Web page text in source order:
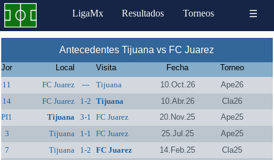
LigaMx Resultados Torneos ☰
Antecedentes Tijuana vs FC Juarez
Jor Local Visita Fecha
Torneo
11
FC Juarez --- Tijuana 10.Oct.26
Ape26
14
FC Juarez 1-2 Tijuana 10.Abr.26
Cla26
PI1
Tijuana 3-1 FC Juarez 20.Nov.25
Ape25
3
Tijuana 1-1 FC Juarez 25.Jul.25
Ape25
7
Tijuana 1-2 FC Juarez 14.Feb.25
Cla25